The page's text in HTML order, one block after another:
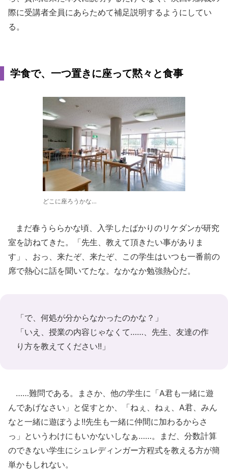
際に受講者全員にあらためて補足説明するようにしてい
る。
学食で、一つ置きに座って黙々と食事
どこに座ろうかな…
まだ春うららかな頃、入学したばかりのリケダンが研究
室を訪ねてきた。「先生、教えて頂きたい事がありま
す」、おっ、来たぞ、来たぞ、この学生はいつも一番前の
席で熱心に話を聞いてたな。なかなか勉強熱心だ。
「で、何処が分からなかったのかな？」
「いえ、授業の内容じゃなくて……、先生、友達の作
り方を教えてください!!」
……難問である。まさか、他の学生に「A君も一緒に遊
んであげなさい」と促すとか、「ねぇ、ねぇ、A君、みん
なと一緒に遊ぼうよ!!先生も一緒に仲間に加わるからさ
っ」というわけにもいかないしなぁ……。まだ、分数計算
のできない学生にシュレディンガー方程式を教える方が簡
単かもしれない。